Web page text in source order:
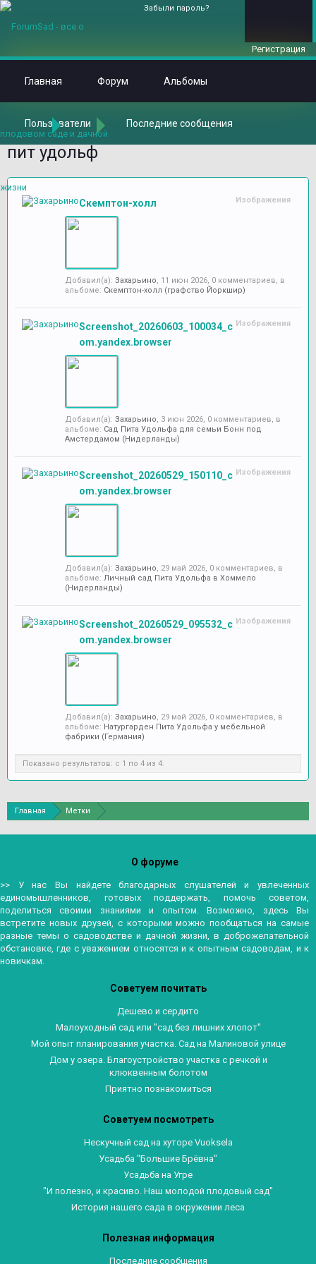
Главная Метки
пит удольф
Изображения
Скемптон-холл
Добавил(а): Захарьино, 11 июн 2026, 0 комментариев, в
альбоме: Скемптон-холл (графство Йоркшир)
Изображения
Screenshot_20260603_100034_c
om.yandex.browser
Добавил(а): Захарьино, 3 июн 2026, 0 комментариев, в
альбоме: Сад Пита Удольфа для семьи Бонн под
Амстердамом (Нидерланды)
Изображения
Screenshot_20260529_150110_c
om.yandex.browser
Добавил(а): Захарьино, 29 май 2026, 0 комментариев, в
альбоме: Личный сад Пита Удольфа в Хоммело
(Нидерланды)
Изображения
Screenshot_20260529_095532_c
om.yandex.browser
Добавил(а): Захарьино, 29 май 2026, 0 комментариев, в
альбоме: Натургарден Пита Удольфа у мебельной
фабрики (Германия)
Показано результатов: с 1 по 4 из 4.
Главная Метки
Забыли пароль?
Регистрация
Главная Форум Альбомы
Пользователи Последние сообщения
О форуме
>> У нас Вы найдете благодарных слушателей и увлеченных
единомышленников, готовых поддержать, помочь советом,
поделиться своими знаниями и опытом. Возможно, здесь Вы
встретите новых друзей, с которыми можно пообщаться на самые
разные темы о садоводстве и дачной жизни, в доброжелательной
обстановке, где с уважением относятся и к опытным садоводам, и к
новичкам.
Советуем почитать
Дешево и сердито
Малоуходный сад или "сад без лишних хлопот"
Мой опыт планирования участка. Сад на Малиновой улице
Дом у озера. Благоустройство участка с речкой и
клюквенным болотом
Приятно познакомиться
Советуем посмотреть
Нескучный сад на хуторе Vuoksela
Усадьба "Большие Брёвна"
Усадьба на Угре
"И полезно, и красиво. Наш молодой плодовый сад"
История нашего сада в окружении леса
Полезная информация
Последние сообщения